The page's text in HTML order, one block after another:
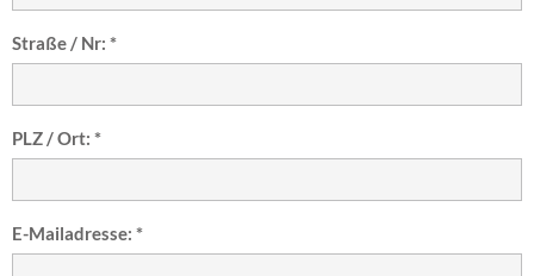
Straße / Nr: *
PLZ / Ort: *
E-Mailadresse: *